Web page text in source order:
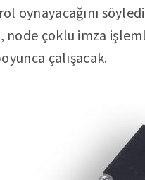
oynayacağını
çoklu imza
çalışacak.